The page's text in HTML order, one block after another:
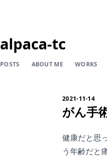
alpaca-tc
POSTS ABOUT ME WORKS
2021-11-14
がん手
健康だと思
う年齢だと